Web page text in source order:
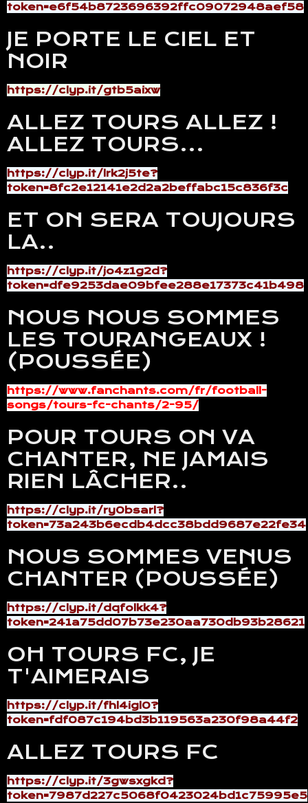
token=e6f54b8723696392ffc09072948aef58
JE PORTE LE CIEL ET
NOIR
https://clyp.it/gtb5aixw
ALLEZ TOURS ALLEZ !
ALLEZ TOURS...
https://clyp.it/lrk2j5te?
token=8fc2e12141e2d2a2beffabc15c836f3c
ET ON SERA TOUJOURS
LA..
https://clyp.it/jo4z1g2d?
token=dfe9253dae09bfee288e17373c41b498
NOUS NOUS SOMMES
LES TOURANGEAUX !
(POUSSÉE)
https://www.fanchants.com/fr/football-
songs/tours-fc-chants/2-95/
POUR TOURS ON VA
CHANTER, NE JAMAIS
RIEN LÂCHER..
https://clyp.it/ry0bsarl?
token=73a243b6ecdb4dcc38bdd9687e22fe34
NOUS SOMMES VENUS
CHANTER (POUSSÉE)
https://clyp.it/dqfolkk4?
token=241a75dd07b73e230aa730db93b28621
OH TOURS FC, JE
T'AIMERAIS
https://clyp.it/fhl4igl0?
token=fdf087c194bd3b119563a230f98a44f2
ALLEZ TOURS FC
https://clyp.it/3gwsxgkd?
token=7987d227c5068f0423024bd1c75995e5